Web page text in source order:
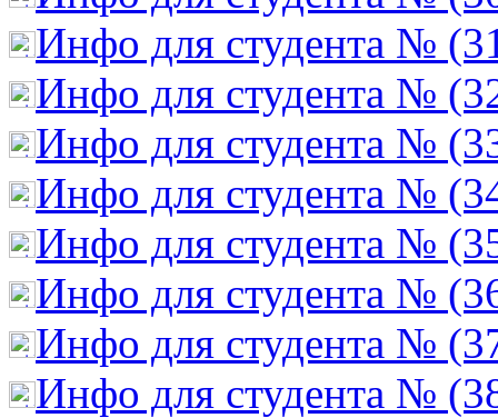
Инфо для студента №
Инфо для студента №
Инфо для студента №
Инфо для студента №
Инфо для студента №
Инфо для студента №
Инфо для студента №
Инфо для студента №